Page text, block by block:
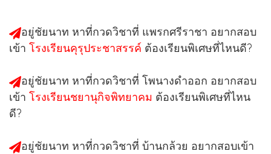
อยู่ชัยนาท หาที่กวดวิชาที่ แพรกศรีราชา อยากสอบ
เข้า โรงเรียนคุรุประชาสรรค์ ต้องเรียนพิเศษที่ไหนดี?
อยู่ชัยนาท หาที่กวดวิชาที่ โพนางดำออก อยากสอบ
เข้า โรงเรียนชยานุกิจพิทยาคม ต้องเรียนพิเศษที่ไหน
ดี?
อยู่ชัยนาท หาที่กวดวิชาที่ บ้านกล้วย อยากสอบเข้า